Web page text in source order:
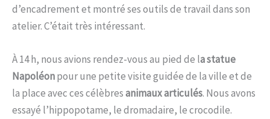
d’encadrement et montré ses outils de travail dans son
atelier. C’était très intéressant.
À 14 h, nous avions rendez-vous au pied de la statue
Napoléonpour une petite visite guidée de la ville et de
la place avec ces célèbresanimaux articulés. Nous avons
essayé l’hippopotame, le dromadaire, le crocodile.